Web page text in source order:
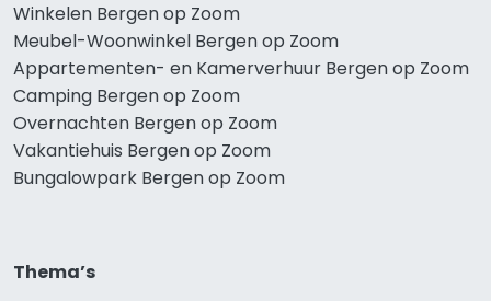
Winkelen Bergen op Zoom
Meubel-Woonwinkel Bergen op Zoom
Appartementen- en Kamerverhuur Bergen op Zoom
Camping Bergen op Zoom
Overnachten Bergen op Zoom
Vakantiehuis Bergen op Zoom
Bungalowpark Bergen op Zoom
Thema’s